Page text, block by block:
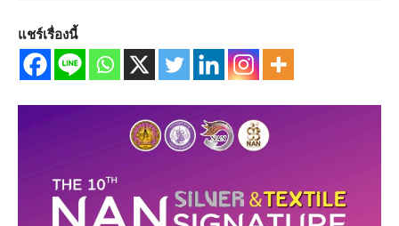
แชร์เรื่องนี้